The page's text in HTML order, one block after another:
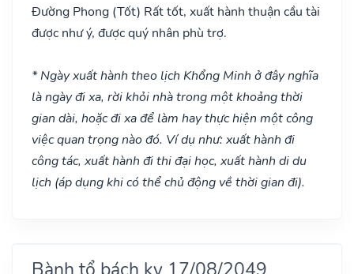
Đường Phong (Tốt) Rất tốt, xuất hành thuận cầu tài
được như ý, được quý nhân phù trợ.
* Ngày xuất hành theo lịch Khổng Minh ở đây nghĩa
là ngày đi xa, rời khỏi nhà trong một khoảng thời
gian dài, hoặc đi xa để làm hay thực hiện một công
việc quan trọng nào đó. Ví dụ như: xuất hành đi
công tác, xuất hành đi thi đại học, xuất hành di du
lịch (áp dụng khi có thể chủ động về thời gian đi).